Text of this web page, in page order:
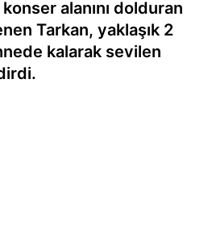
alanını dolduran
Tarkan, yaklaşık 2
kalarak sevilen